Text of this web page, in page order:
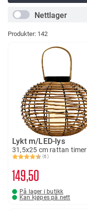
Nettlager
Produkter: 142
Lykt m/LED-lys
31,5x25 cm rattan timer
Karakter:
(6)
4.5 av 5 mulige
14950
På lager i butikk
Kan kjøpes på nett